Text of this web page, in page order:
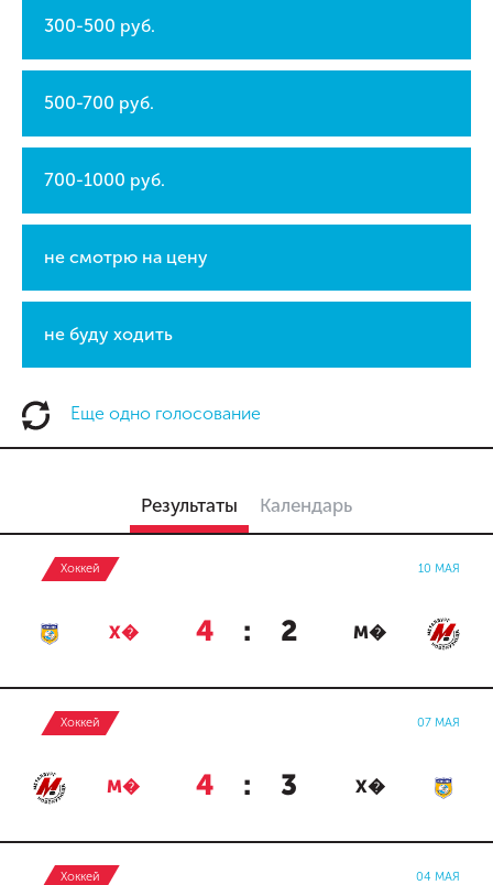
300-500 руб.
500-700 руб.
700-1000 руб.
не смотрю на цену
не буду ходить
Еще одно голосование
Результаты Календарь
Хоккей 10 МАЯ
Х� 4 : 2 М�
Хоккей 07 МАЯ
М� 4 : 3 Х�
Хоккей 04 МАЯ